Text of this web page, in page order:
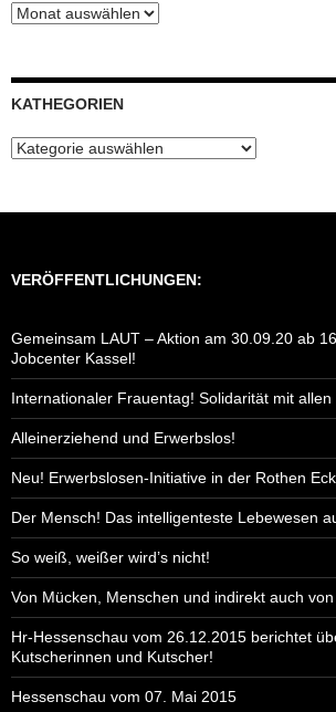
Blog-
KATHEGORIEN
Kathegorien
VERÖFFENTLICHUNGEN:
Gemeinsam LAUT – Aktion am 30.09.20 ab
Jobcenter Kassel!
Internationaler Frauentag! Solidarität mit
Alleinerziehend und Erwerbslos!
Neu! Erwerbslosen-Initiative in der Rothen
Der Mensch! Das intelligenteste Lebewesen
So weiß, weißer wird’s nicht!
Von Mücken, Menschen und indirekt auch
Hr-Hessenschau vom 26.12.2015 berichtet
Kutscherinnen und Kutscher!
Hessenschau vom 07. Mai 2015